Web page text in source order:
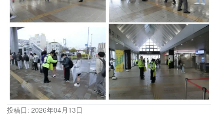
投稿日: 2026年04月13日